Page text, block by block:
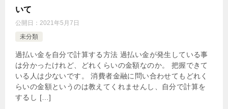
いて
公開日： 2021年5月7日
未分類
過払い金を自分で計算する方法 過払い金が発生している事
は分かったけれど、どれくらいの金額なのか。 把握できて
いる人は少ないです。 消費者金融に問い合わせてもどれく
らいの金額というのは教えてくれませんし、自分で計算を
するし […]